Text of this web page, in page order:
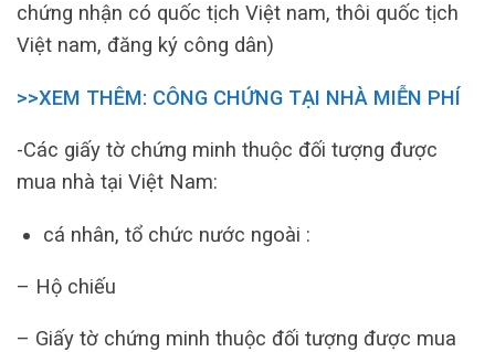
chứng nhận có quốc tịch Việt nam, thôi quốc tịch
Việt nam, đăng ký công dân)
>>XEM THÊM: CÔNG CHỨNG TẠI NHÀ MIỄN PHÍ
-Các giấy tờ chứng minh thuộc đối tượng được
mua nhà tại Việt Nam:
cá nhân, tổ chức nước ngoài :
– Hộ chiếu
– Giấy tờ chứng minh thuộc đối tượng được mua